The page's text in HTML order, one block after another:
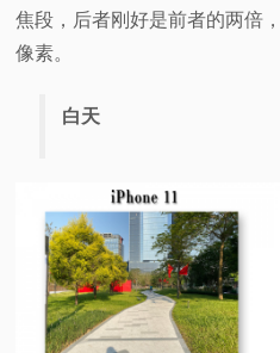
焦段，后者刚好是前者的两倍
像素。
白天